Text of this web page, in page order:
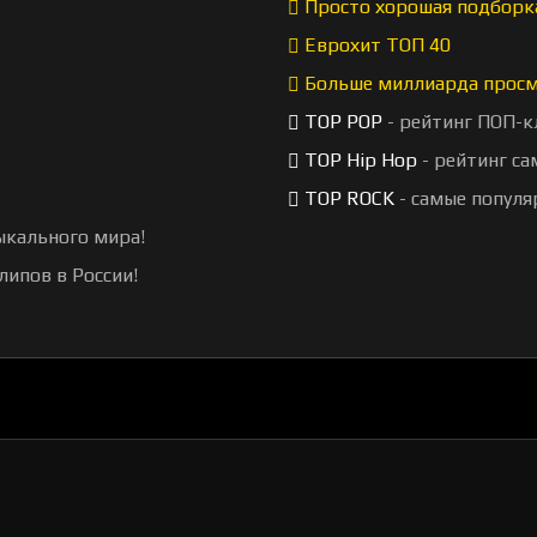
мира!
в России!
Просто хорошая
Еврохит ТОП 40
Больше миллиарда
TOP POP - рейтинг ПОП-
TOP Hip Hop - рейтинг
TOP ROCK - самые